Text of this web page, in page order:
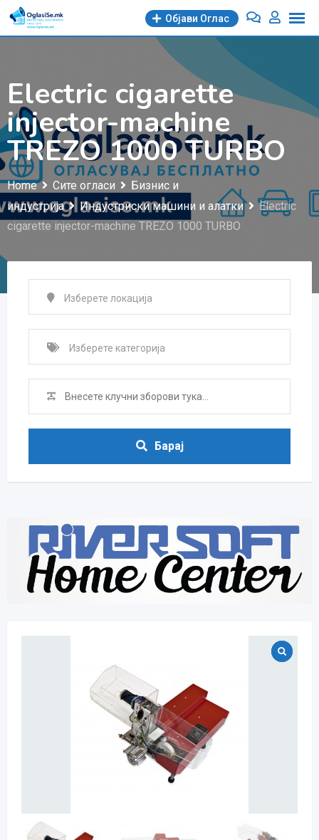
Skip
Објави Oглас
Electric cigarette
injector-machine
TREZO 1000 TURBO
Home Сите огласи
Бизнис и
индустрија
Индустриски машини и алатки
Electric
cigarette injector-machine TREZO 1000 TURBO
Барај